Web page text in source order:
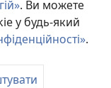
. Ви можете
у будь-який
.
of Pennsylvania.